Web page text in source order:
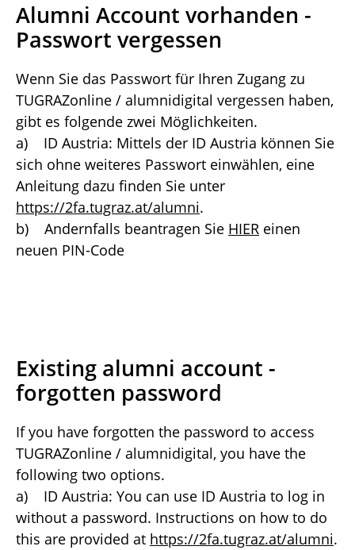
Alumni Account vorhanden -
Passwort vergessen
Wenn Sie das Passwort für Ihren Zugang zu
TUGRAZonline / alumnidigital vergessen haben,
gibt es folgende zwei Möglichkeiten.
a) ID Austria: Mittels der ID Austria können Sie
sich ohne weiteres Passwort einwählen, eine
Anleitung dazu finden Sie unter
https://2fa.tugraz.at/alumni.
b) Andernfalls beantragen Sie HIER einen
neuen PIN-Code
Existing alumni account -
forgotten password
If you have forgotten the password to access
TUGRAZonline / alumnidigital, you have the
following two options.
a) ID Austria: You can use ID Austria to log in
without a password. Instructions on how to do
this are provided at https://2fa.tugraz.at/alumni.